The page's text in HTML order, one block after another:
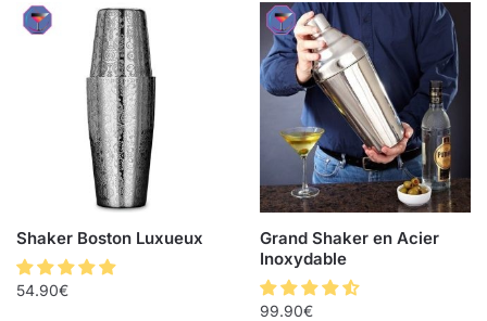
Shaker Boston Luxueux
54.90€
Grand Shaker en Acier
Inoxydable
99.90€